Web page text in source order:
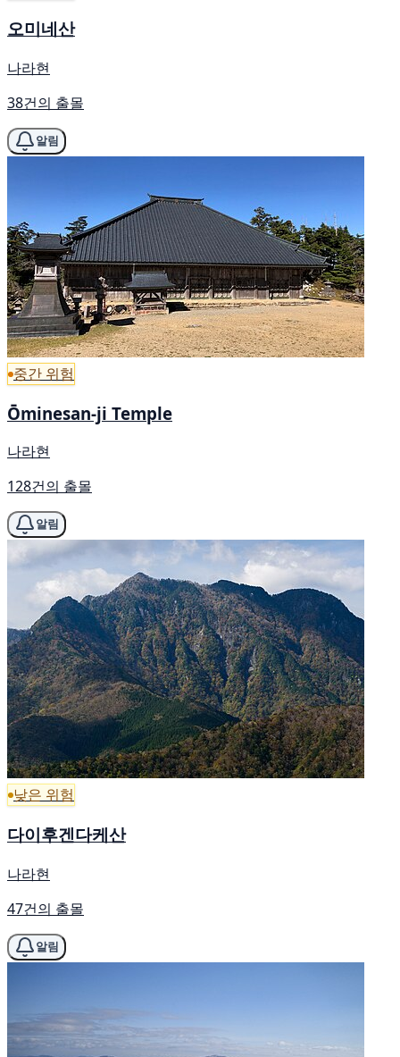
오미네산
나라현
38건의 출몰
알림
중간 위험
Ōminesan-ji Temple
나라현
128건의 출몰
알림
낮은 위험
다이후겐다케산
나라현
47건의 출몰
알림